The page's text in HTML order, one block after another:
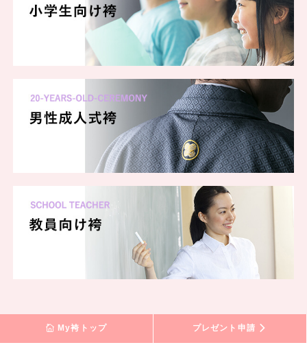
My袴トップ プレゼント申請